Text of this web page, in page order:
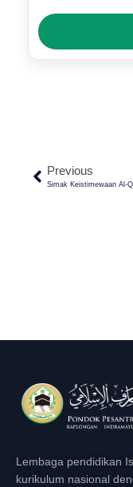
Previous
Lembaga pendidikan
kurikulum nasional